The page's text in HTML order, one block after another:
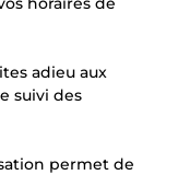
adieu aux
suivi des
permet de